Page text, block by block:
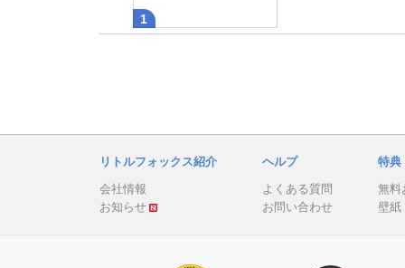
1
リトルフォックス紹介
会社情報
お知らせ
ヘルプ
よくある質問
お問い合わせ
特典
無料
壁紙